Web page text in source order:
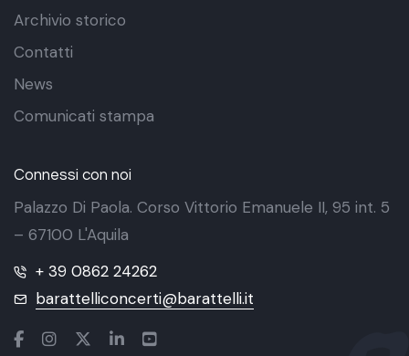
Archivio storico
Contatti
News
Comunicati stampa
Connessi con noi
Palazzo Di Paola. Corso Vittorio Emanuele II, 95 int. 5
– 67100 L'Aquila
+ 39 0862 24262
barattelliconcerti@barattelli.it